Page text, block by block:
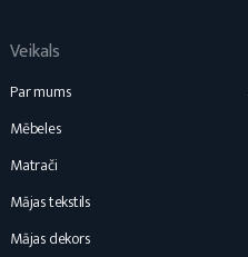
Veikals
Par mums
Mēbeles
Matrači
Mājas tekstils
Mājas dekors